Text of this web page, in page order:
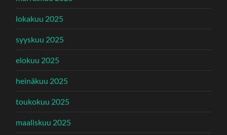
lokakuu 2025
syyskuu 2025
elokuu 2025
heinäkuu 2025
toukokuu 2025
maaliskuu 2025